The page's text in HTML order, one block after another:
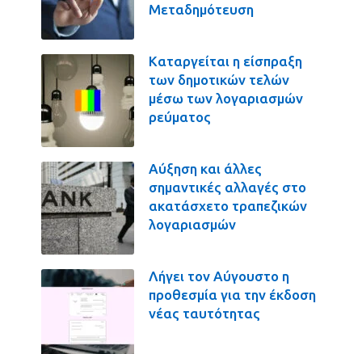
Μεταδημότευση
Καταργείται η είσπραξη
των δημοτικών τελών
μέσω των λογαριασμών
ρεύματος
Αύξηση και άλλες
σημαντικές αλλαγές στο
ακατάσχετο τραπεζικών
λογαριασμών
Λήγει τον Αύγουστο η
προθεσμία για την έκδοση
νέας ταυτότητας